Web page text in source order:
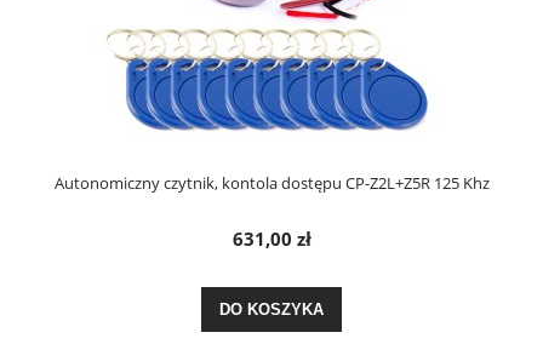
Autonomiczny czytnik, kontola dostępu CP-Z2L+Z5R 125 Khz
631,00 zł
DO KOSZYKA